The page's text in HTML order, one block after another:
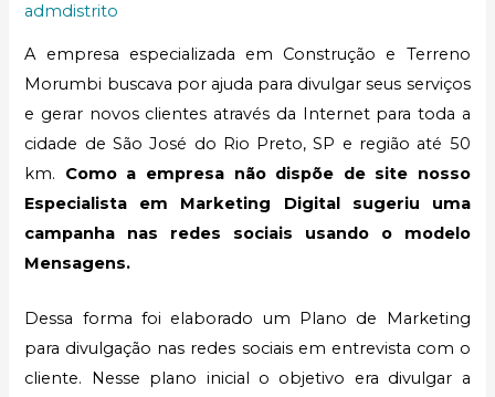
admdistrito
A empresa especializada em Construção e Terreno
Morumbi buscava por ajuda para divulgar seus serviços
e gerar novos clientes através da Internet para toda a
cidade de São José do Rio Preto, SP e região até 50
km. Como a empresa não dispõe de site nosso
Especialista em Marketing Digital sugeriu uma
campanha nas redes sociais usando o modelo
Mensagens.
Dessa forma foi elaborado um Plano de Marketing
para divulgação nas redes sociais em entrevista com o
cliente. Nesse plano inicial o objetivo era divulgar a